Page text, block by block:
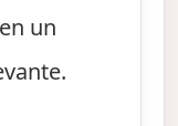
un